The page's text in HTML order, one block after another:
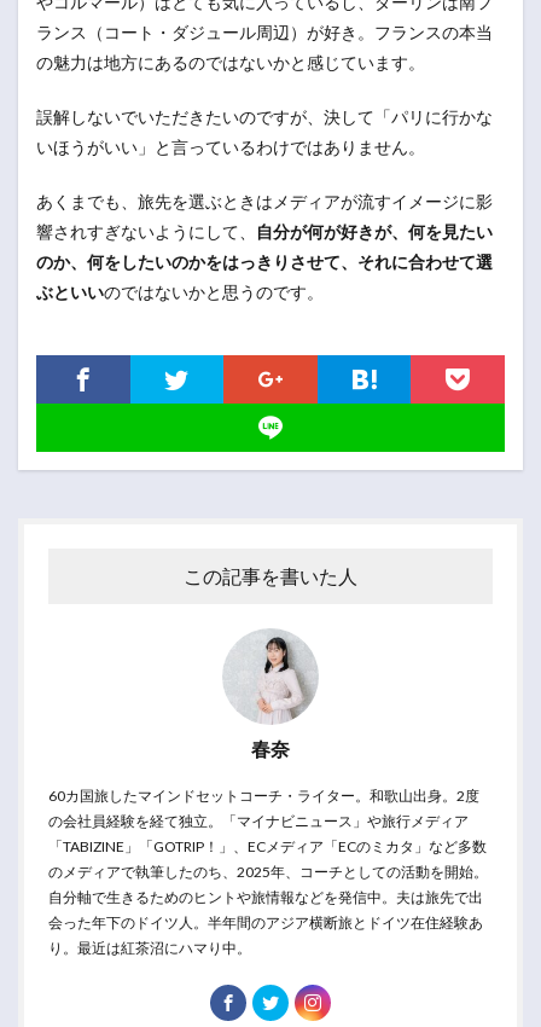
ランス（コート・ダジュール周辺）が好き。フランスの本当
の魅力は地方にあるのではないかと感じています。
誤解しないでいただきたいのですが、決して「パリに行かな
いほうがいい」と言っているわけではありません。
あくまでも、旅先を選ぶときはメディアが流すイメージに影
響されすぎないようにして、
自分が何が好きが、何を見たい
のか、何をしたいのかをはっきりさせて、それに合わせて選
ぶといいのではないかと思うのです。
この記事を書いた人
春奈
60カ国旅したマインドセットコーチ・ライター。和歌山出身。2度
の会社員経験を経て独立。「マイナビニュース」や旅行メディア
「TABIZINE」「GOTRIP！」、ECメディア「ECのミカタ」など多数
のメディアで執筆したのち、2025年、コーチとしての活動を開始。
自分軸で生きるためのヒントや旅情報などを発信中。夫は旅先で出
会った年下のドイツ人。半年間のアジア横断旅とドイツ在住経験あ
り。最近は紅茶沼にハマり中。